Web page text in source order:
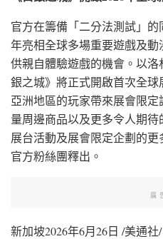
官方在籌備「二分法測試」
年亮相全球多場重要遊戲及
供親自體驗遊戲的機會。以洛
銀之城》將正式開啟首次全
亞洲地區的玩家帶來展會限
量周邊商品以及更多令人期待
展台活動及展會限定企劃的
官方粉絲團釋出。
廣
新加坡2026年6月26日 /美通